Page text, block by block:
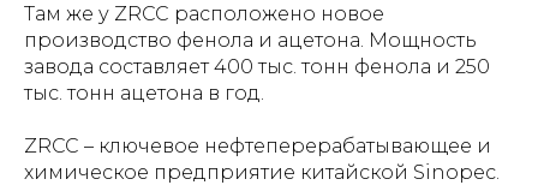
Там же у ZRCC расположено новое
производство фенола и ацетона. Мощность
завода составляет 400 тыс. тонн фенола и 250
тыс. тонн ацетона в год.
ZRCC – ключевое нефтеперерабатывающее и
химическое предприятие китайской Sinopec.